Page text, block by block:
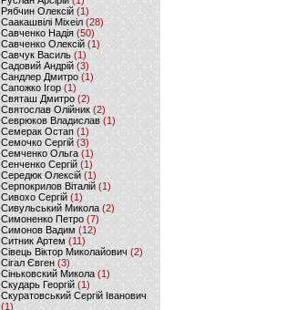
Рябчин Олексій (1)
Саакашвілі Міхеіл(28)
Савченко Надія (50)
Савченко Олексій(1)
Савчук Василь (1)
Садовий Андрій (3)
Сандлер Дмитро(1)
Сапожко Ігор(1)
Святаш Дмитро (2)
Святослав Олійник (2)
Севрюков Владислав (1)
Семерак Остап (1)
Семочко Сергій (3)
Семченко Ольга (1)
Сенченко Сергій(1)
Середюк Олексій(1)
Серпокрилов Віталій(1)
Сивохо Сергій(1)
Сивульський Микола(2)
Симоненко Петро(7)
Симонов Вадим (12)
Ситник Артем(11)
Сівець Віктор Миколайович(2)
Сігал Євген (3)
Сіньковский Микола(1)
Скударь Георгій (1)
Скуратовський Сергій Іванович
(1)